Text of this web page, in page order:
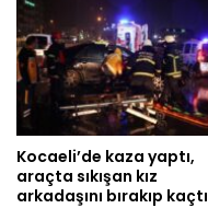
Kocaeli’de kaza yaptı,
araçta sıkışan kız
arkadaşını bırakıp kaçtı